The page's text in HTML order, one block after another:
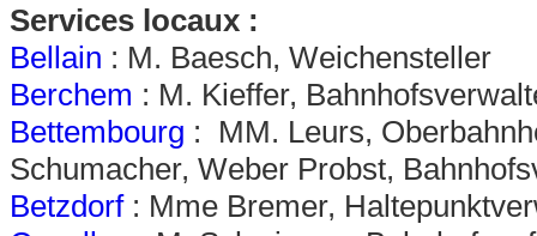
Services locaux :
Bellain : M. Baesch, Weichensteller
Berchem : M. Kieffer,
Bettembourg : MM. Leurs,
Schumacher, Weber Probst,
Betzdorf: Mme Bremer,